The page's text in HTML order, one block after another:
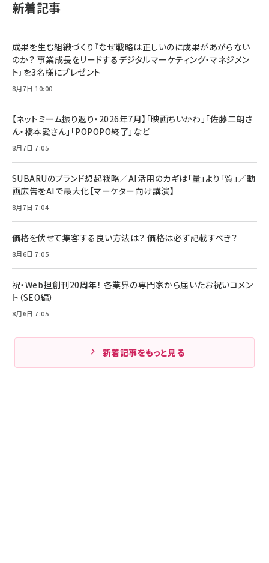
新着記事
成果を生む組織づくり『なぜ戦略は正しいのに成果があがらない
のか？ 事業成長をリードするデジタルマーケティング・マネジメン
ト』を3名様にプレゼント
8月7日 10:00
【ネットミーム振り返り・2026年7月】「映画ちいかわ」「佐藤二朗さ
ん・橋本愛さん」「POPOPO終了」など
8月7日 7:05
SUBARUのブランド想起戦略／AI活用のカギは「量」より「質」／動
画広告をAIで最大化【マーケター向け講演】
8月7日 7:04
価格を伏せて集客する良い方法は？ 価格は必ず記載すべき？
8月6日 7:05
祝・Web担創刊20周年！ 各業界の専門家から届いたお祝いコメン
ト（SEO編）
8月6日 7:05
新着記事をもっと見る